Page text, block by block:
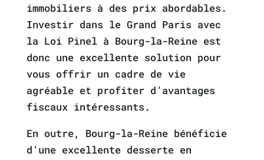
immobiliers à des prix abordables.
Investir dans le Grand Paris avec
la Loi Pinel à Bourg-la-Reine est
donc une excellente solution pour
vous offrir un cadre de vie
agréable et profiter d’avantages
fiscaux intéressants.
En outre, Bourg-la-Reine bénéficie
d’une excellente desserte en